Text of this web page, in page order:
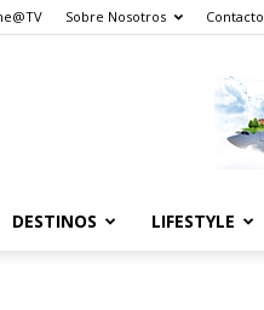
Sobre Nosotros Contacto
DESTINOS LIFESTYLE